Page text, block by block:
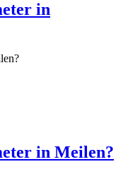
in
in Meilen?